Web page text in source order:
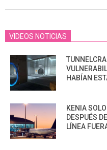
VIDEOS NOTICIAS
HABÍAN
KENIA
DESPUÉS
LÍNEA